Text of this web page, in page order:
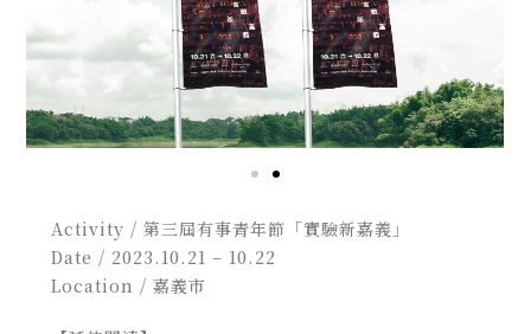
Activity / 第三屆有事青年節「實驗新嘉義」
Date / 2023.10.21 – 10.22
Location / 嘉義市